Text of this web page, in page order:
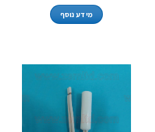
מידע נוסף